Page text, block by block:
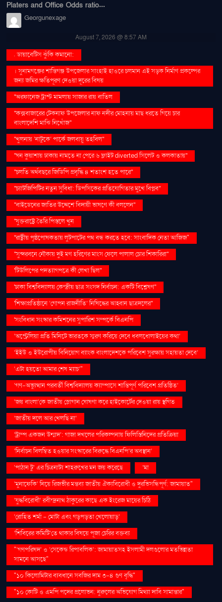
Platers and Office Odds ratio...
Georgunexage
August 7, 2026 @ 8:57 AM
. ডায়াবেটিস ঝুঁকি কমানো:
। সুনামগঞ্জের শান্তিগঞ্জ উপজেলার সাংহাই হাওরে চলমান এই সড়ক নির্মাণ প্রকল্পের
জন্য জমির ক্ষতিপূরণ দেওয়া দূরের বিষয়
''অরফানেজ ট্রাস্ট মামলায় সাজার রায় বাতিল
''কক্সবাজারের টেকনাফ উপজেলার নাফ নদীর মোহনায় মাছ ধরতে গিয়ে চার
বাংলাদেশি মাঝি নিখোঁজ''
''খুলনায় ‘নাটুকে’ পার্কে জলবায়ু তহবিল''
''ঘন কুয়াশায় ঢাকায় নামতে না পেরে ৬ ফ্লাইট diverted সিলেট ও কলকাতায়''
''চলতি অর্থবছরে জিডিপি প্রবৃদ্ধি ৪ শতাংশ হতে পারে''
''চ্যাটজিপিটির নতুন সুবিধা: ডিপসিকের প্রতিযোগিতার মুখে বিপ্লব''
''বাইডেনের জাতির উদ্দেশে বিদায়ী ভাষণে কী বললেন''
''যুক্তরাষ্ট্রে তৈরি পিস্তলে খুন
''রাষ্ট্রীয় পৃষ্ঠপোষকতায় লুটপাটের পথ বন্ধ করতে হবে: সাংবাদিক নেতা আজিজ"
''সুন্দরবনে নৌকায় দুই মণ হরিণের মাংস ফেলে পালাল চোর শিকারিরা''
'টিউলিপের পদত্যাগপত্রে কী লেখা ছিল''
'ঢাকা বিশ্ববিদ্যালয় কেন্দ্রীয় ছাত্র সংসদ নির্বাচন: একটি বিশ্লেষণ''
'শিক্ষাপ্রতিষ্ঠানে ‘গোপন রাজনীতি’ নিষিদ্ধের আহ্বান ছাত্রদলের''
'সংবিধান সংস্কার কমিশনের সুপারিশ সম্পর্কে বিএনপি
‘অস্ট্রেলিয়া প্রতি মিনিটে ভারতকে স্মরণ করিয়ে দেবে ধবলধোলাইয়ের কথা’
‘ইইউ ও ইউরোপীয় বিনিয়োগ ব্যাংক বাংলাদেশকে পরিবেশ সুরক্ষায় সহায়তা দেবে’
‘এটা হয়তো আমার শেষ ম্যাচ’"
‘গণ–অভ্যুত্থান পরবর্তী বিশ্ববিদ্যালয় ক্যাম্পাসে শান্তিপূর্ণ পরিবেশ প্রতিষ্ঠিত’
‘জয় বাংলা’কে জাতীয় স্লোগান ঘোষণা করে হাইকোর্টের দেওয়া রায় স্থগিত
‘জাতীয় দলে আর খেলছি না’
‘ট্রাম্প একজন উন্মাদ’: গাজা দখলের পরিকল্পনায় ফিলিস্তিনিদের প্রতিক্রিয়া
‘নির্বাচন বিলম্বিত হওয়ার সংস্কারের বিরুদ্ধে বিএনপি’র অবস্থান’
‘পাঠান টু’ এর চিত্রনাট্য শাহরুখের মন জয় করেছে
‘মা
‘মুনাফেকি’ নিয়ে রিজভীর মন্তব্য জাতীয় ঐক্যবিরোধী ও দুরভিসন্ধিপূর্ণ: জামায়াত"
‘যুদ্ধবিরোধী’ রবীন্দ্রনাথ ঠাকুরের কাছে এক ইংরেজ মায়ের চিঠি
‘রোহিত শর্মা - মোটা এবং গড়পড়তা খেলোয়াড়’
‘শিবিরের কমিটি’তে থাকার বিষয়ে পূজা চেরির বক্তব্য
"‘গণপরিষদ’ ও ‘সেকেন্ড রিপাবলিক’: জামায়াতসহ ইসলামী দলগুলোর মতভিন্নতা
সামনে আসছে"
"১০ কিলোমিটার ব্যবধানে সবজির দাম ৩-৪ গুণ বৃদ্ধি"
"১০ কোটি ও এমপি পদের প্রলোভন: নুরুলের অভিযোগ মিথ্যা দাবি সামান্তার"